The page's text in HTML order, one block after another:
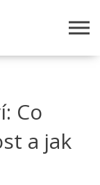
Co
a jak